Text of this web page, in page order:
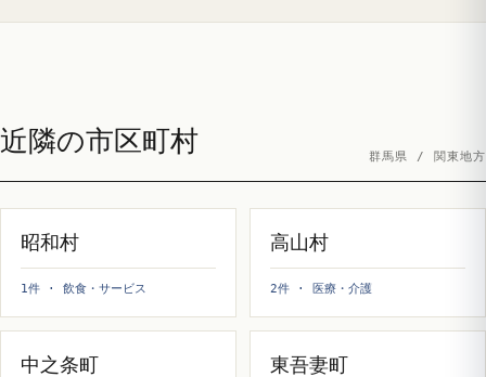
近隣の市区町村 群馬県 / 関東地方
昭和村
1件 · 飲食・サービス
高山村
2件 · 医療・介護
中之条町 東吾妻町